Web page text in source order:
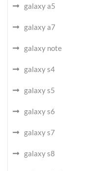
galaxy a5
galaxy a7
galaxy note
galaxy s4
galaxy s5
galaxy s6
galaxy s7
galaxy s8